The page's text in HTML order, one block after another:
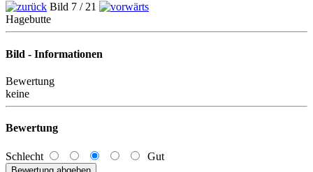
Bild 7 / 21
Hagebutte
Bild - Informationen
Bewertung
keine
Bewertung
Schlecht Gut